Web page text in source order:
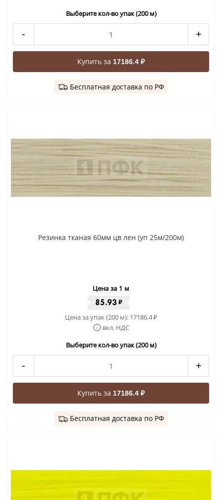
Выберите кол-во упак (200 м)
- +
Купить за 17186.4 ₽
Бесплатная доставка по РФ
Резинка тканая 60мм цв лен (уп 25м/200м)
Цена за 1 м
85.93 ₽
Цена за упак (200 м): 17186.4₽
вкл. НДС
Выберите кол-во упак (200 м)
- +
Купить за 17186.4 ₽
Бесплатная доставка по РФ